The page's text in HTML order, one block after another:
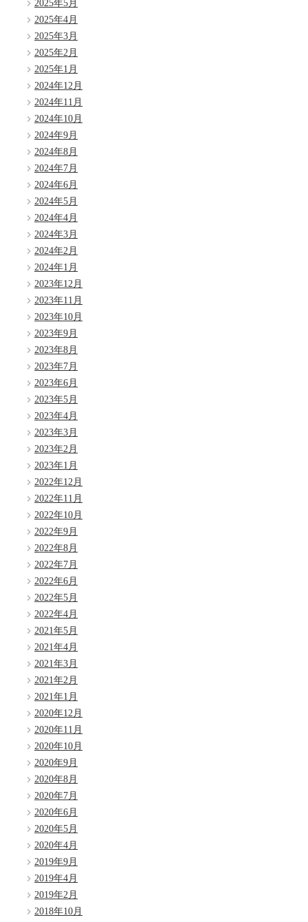
2025年5月
2025年4月
2025年3月
2025年2月
2025年1月
2024年12月
2024年11月
2024年10月
2024年9月
2024年8月
2024年7月
2024年6月
2024年5月
2024年4月
2024年3月
2024年2月
2024年1月
2023年12月
2023年11月
2023年10月
2023年9月
2023年8月
2023年7月
2023年6月
2023年5月
2023年4月
2023年3月
2023年2月
2023年1月
2022年12月
2022年11月
2022年10月
2022年9月
2022年8月
2022年7月
2022年6月
2022年5月
2022年4月
2021年5月
2021年4月
2021年3月
2021年2月
2021年1月
2020年12月
2020年11月
2020年10月
2020年9月
2020年8月
2020年7月
2020年6月
2020年5月
2020年4月
2019年9月
2019年4月
2019年2月
2018年10月